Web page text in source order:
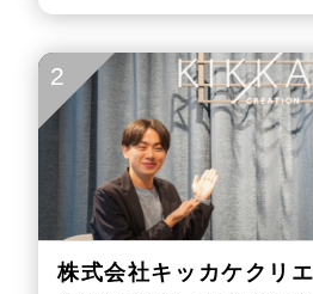
2
株式会社キッカケクリ